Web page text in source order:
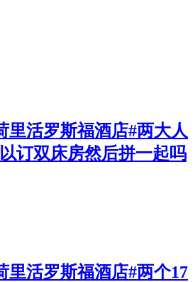
里活罗斯福酒店#两大人
订双床房然后拼一起吗
里活罗斯福酒店#两个17